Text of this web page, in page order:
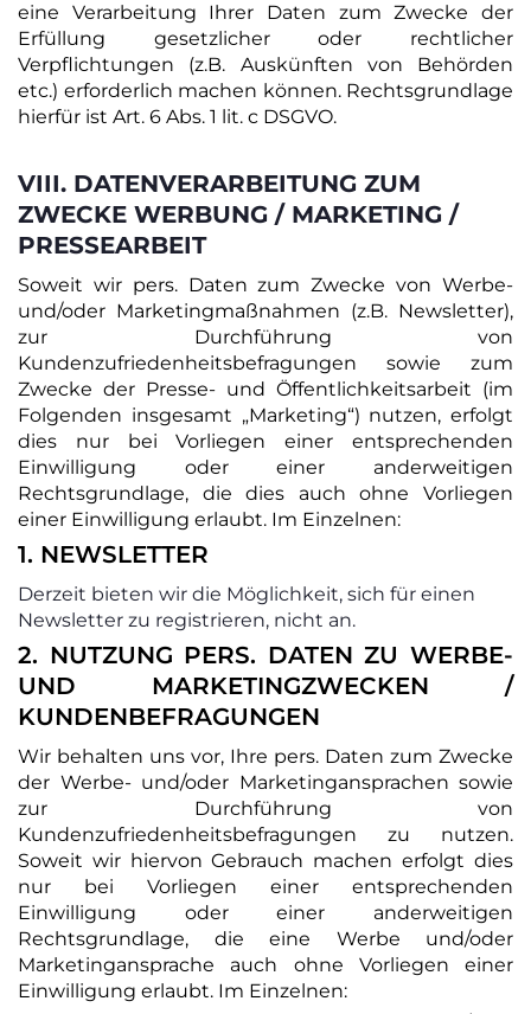
eine Verarbeitung Ihrer Daten zum Zwecke der
Erfüllung gesetzlicher oder rechtlicher
Verpflichtungen (z.B. Auskünften von Behörden
etc.) erforderlich machen können. Rechtsgrundlage
hierfür ist Art. 6 Abs. 1 lit. c DSGVO.
VIII. DATENVERARBEITUNG ZUM
ZWECKE WERBUNG / MARKETING /
PRESSEARBEIT
Soweit wir pers. Daten zum Zwecke von Werbe-
und/oder Marketingmaßnahmen (z.B. Newsletter),
zur Durchführung von
Kundenzufriedenheitsbefragungen sowie zum
Zwecke der Presse- und Öffentlichkeitsarbeit (im
Folgenden insgesamt „Marketing“) nutzen, erfolgt
dies nur bei Vorliegen einer entsprechenden
Einwilligung oder einer anderweitigen
Rechtsgrundlage, die dies auch ohne Vorliegen
einer Einwilligung erlaubt. Im Einzelnen:
1. NEWSLETTER
Derzeit bieten wir die Möglichkeit, sich für einen
Newsletter zu registrieren, nicht an.
2. NUTZUNG PERS. DATEN ZU WERBE-
UND MARKETINGZWECKEN /
KUNDENBEFRAGUNGEN
Wir behalten uns vor, Ihre pers. Daten zum Zwecke
der Werbe- und/oder Marketingansprachen sowie
zur Durchführung von
Kundenzufriedenheitsbefragungen zu nutzen.
Soweit wir hiervon Gebrauch machen erfolgt dies
nur bei Vorliegen einer entsprechenden
Einwilligung oder einer anderweitigen
Rechtsgrundlage, die eine Werbe und/oder
Marketingansprache auch ohne Vorliegen einer
Einwilligung erlaubt. Im Einzelnen: